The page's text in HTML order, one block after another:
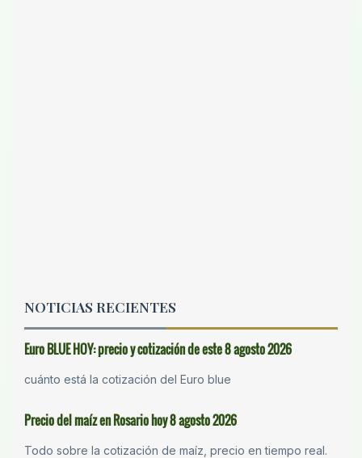
NOTICIAS RECIENTES
Euro BLUE HOY: precio y cotización de este 8 agosto 2026
cuánto está la cotización del Euro blue
Precio del maíz en Rosario hoy 8 agosto 2026
Todo sobre la cotización de maíz, precio en tiempo real.